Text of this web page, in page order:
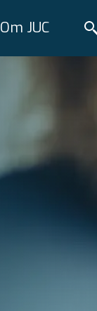
Om JUC